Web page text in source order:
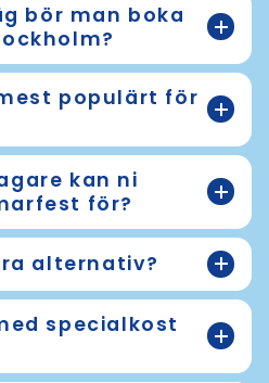
bör man boka
populärt för
kan ni
för?
alternativ?
specialkost